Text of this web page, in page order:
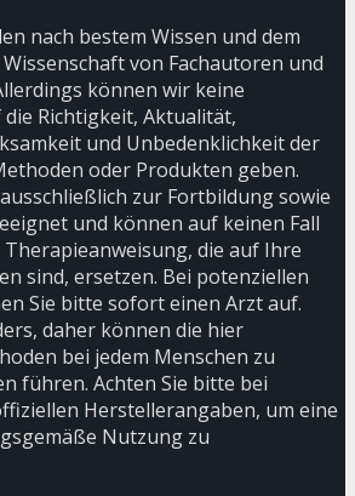
nach bestem Wissen und dem
von Fachautoren und
können wir keine
Richtigkeit, Aktualität,
und Unbedenklichkeit der
oder Produkten geben.
zur Fortbildung sowie
und können auf keinen Fall
die auf Ihre
sind, ersetzen. Bei potenziellen
Sie bitte sofort einen Arzt auf.
daher können die hier
bei jedem Menschen zu
führen. Achten Sie bitte bei
Herstellerangaben, um eine
Nutzung zu